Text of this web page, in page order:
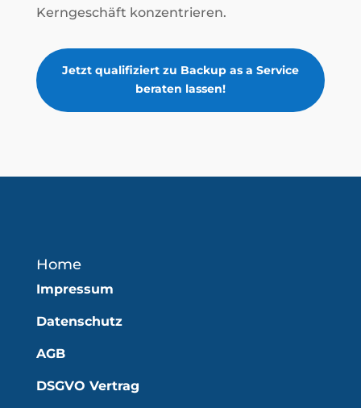
Kerngeschäft konzentrieren.
Jetzt qualifiziert zu Backup as a Service
beraten lassen!
Home
Impressum
Datenschutz
AGB
DSGVO Vertrag